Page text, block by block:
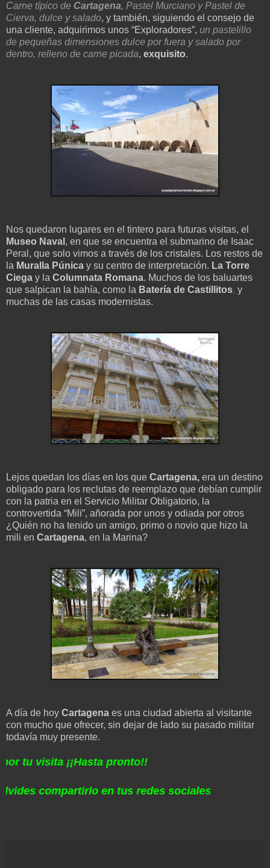
Carne típico de Cartagena, Pastel Murciano y Pastel de
Cierva, dulce y salado, y también, siguiendo el consejo de
una cliente, adquirimos unos “Exploradores”, un pastelillo
de pequeñas dimensiones dulce por fuera y salado por
dentro, relleno de carne picada, exquisito.
Nos quedaron lugares en el tintero para futuras visitas, el
Museo Naval , en que se encuentra el submarino de Isaac
Peral, que solo vimos a través de los cristales. Los restos de
la Muralla Púnica y su centro de interpretación. La Torre
Ciega y la Columnata Romana. Muchos de los baluartes
que salpican la bahía, como la Batería de Castillitos, y
muchas de las casas modernistas.
Lejos quedan los días en los que Cartagena, era un destino
obligado para los reclutas de reemplazo que debían cumplir
con la patria en el Servicio Militar Obligatorio, la
controvertida “Mili”, añorada por unos y odiada por otros
¿Quién no ha tenido un amigo, primo o novio que hizo la
mili en Cartagena, en la Marina?
A día de hoy Cartagena es una ciudad abierta al visitante
con mucho que ofrecer, sin dejar de lado su pasado militar
todavía muy presente.
visita ¡¡Hasta pronto!!
compartirlo en tus redes sociales